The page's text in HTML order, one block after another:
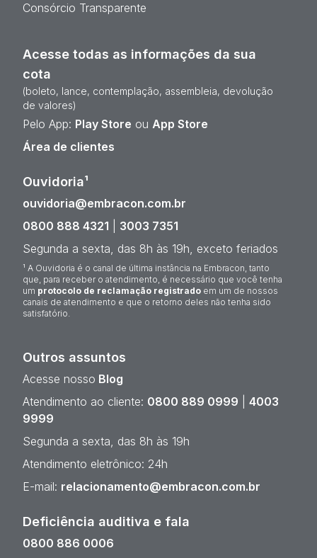
Consórcio Transparente
Acesse todas as informações da sua
cota
(boleto, lance, contemplação, assembleia, devolução
de valores)
Pelo App: Play Store ou App Store
Área de clientes
Ouvidoria¹
ouvidoria@embracon.com.br
0800 888 4321
3003 7351
Segunda a sexta, das 8h às 19h, exceto feriados
¹ A Ouvidoria é o canal de última instância na Embracon, tanto
que, para receber o atendimento, é necessário que você tenha
um protocolo de reclamação registrado em um de nossos
canais de atendimento e que o retorno deles não tenha sido
satisfatório.
Outros assuntos
Acesse nosso Blog
Atendimento ao cliente: 0800 889 0999
4003
9999
Segunda a sexta, das 8h às 19h
Atendimento eletrônico: 24h
E-mail: relacionamento@embracon.com.br
Deficiência auditiva e fala
0800 886 0006